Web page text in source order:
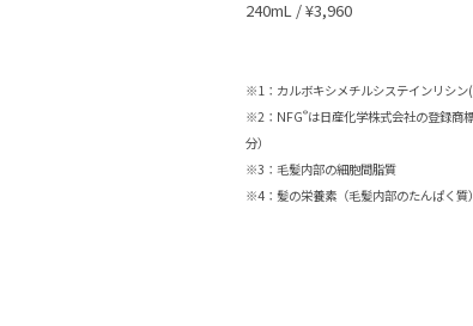
240mL / ¥3,960
※1：カルボキシメチルシステインリシン
※2：NFG®は日産化学株式会社の登録商
分）
※3：毛髪内部の細胞間脂質
※4：髪の栄養素（毛髪内部のたんぱく質）